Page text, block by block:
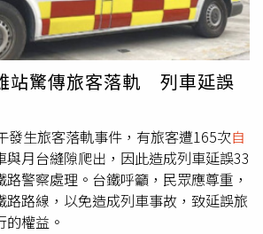
運轉秩序仍需時間調整，提醒旅客出發
動態及誤點資訊，以掌握最新行車情
針對夏季害蟲問題研擬防治措施，以避
。另一方面，楊舜安指出，受傷的許姓
4年，平時表現正常穩定，目前已安排
將持續關懷並提供必要協助。
站驚傳旅客落軌 列車延誤
發生旅客落軌事件，有旅客遭165次自
與月台縫隙爬出，因此造成列車延誤33
警察處理。台鐵呼籲，民眾應尊重，
路路線，以免造成列車事故，致延誤旅
權益。